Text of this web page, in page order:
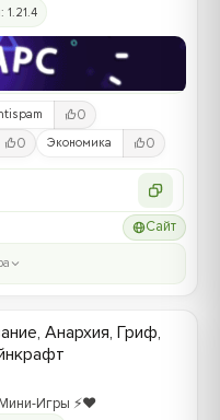
1.21.4
0
0 Экономика 0
Сайт
Анархия, Гриф,
Игры ⚡️❤️